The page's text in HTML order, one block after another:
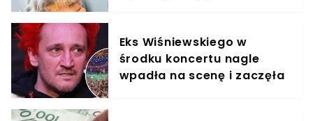
Eks Wiśniewskiego w
środku koncertu nagle
wpadła na scenę i zaczęła